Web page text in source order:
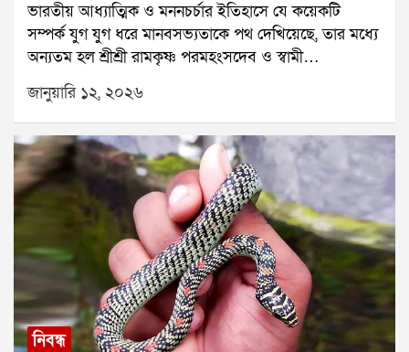
ভারতীয় আধ্যাত্মিক ও মননচর্চার ইতিহাসে যে কয়েকটি
সম্পর্ক যুগ যুগ ধরে মানবসভ্যতাকে পথ দেখিয়েছে, তার মধ্যে
অন্যতম হল শ্রীশ্রী রামকৃষ্ণ পরমহংসদেব ও স্বামী
বিবেকানন্দের (তৎকালীন নরেন্দ্রনাথ দত্ত) মধুর গুরুশিষ্য
সম্পর্ক। এই সম্পর্ক কেবল আধ্যাত্মিক সাধনার মধ্যেই
সীমাবদ্ধ ছিল না; বরং তা মানবকল্যাণ, যুবসমাজের জাগরণ ও
জাতিগঠনের এক শক্তিশালী ভিত্তি নির্মাণ করেছিল।সংশয়ী
নরেন্দ্র থেকে অগ্নিপুরুষ বিবেকানন্দউনিশ শতকের কলকাতায়
পাশ্চাত্য শিক্ষায় শিক্ষিত, যুক্তিবাদী ও সংশয়ী যুবক নরেন্দ্রনাথ
দত্ত ঈশ্বরের অস্তিত্ব নিয়ে প্রশ্ন তুলতেন। সেই প্রশ্নের উত্তর
খুঁজতেই দক্ষিণেশ্বরের কালীমন্দিরে তাঁর আগমন এবং
সেখানেই সাক্ষাৎ শ্রীশ্রী রামকৃষ্ণদেবের সঙ্গে। নরেন্দ্রনাথের
সরাসরি প্রশ্ন আপনি কি ঈশ্বরকে দেখেছেন?এর উত্তরে
রামকৃষ্ণদেবের সহজ অথচ দৃঢ় ঘোষণা হ্যাঁ, যেমন তোকে
দেখছি, তার থেকেও স্পষ্টভাবেএই একটি কথাই নরেন্দ্রনাথের
জানুয়ারি ১২, ২০২৬
নিবন্ধ